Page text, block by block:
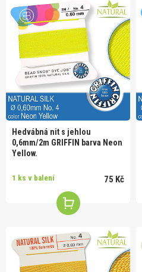
Hedvábná nit s jehlou
0,6mm/2m GRIFFIN barva Neon
Yellow.
1 ks v balení 75 Kč